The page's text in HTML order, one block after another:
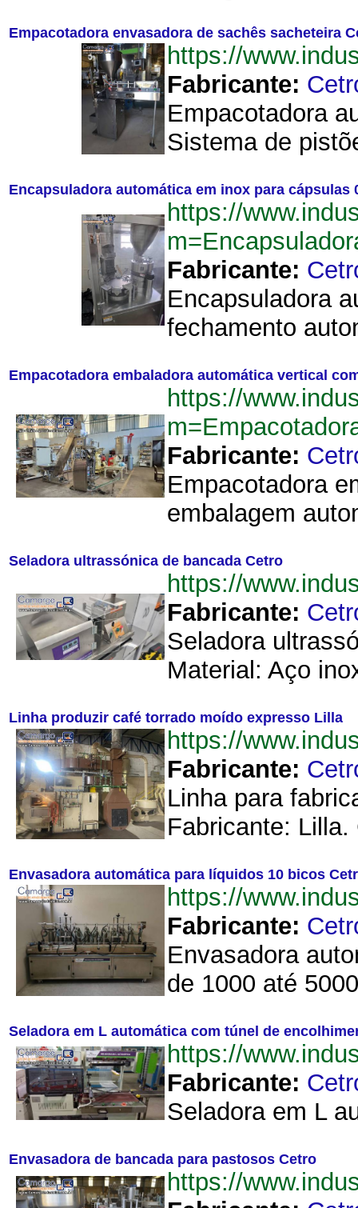
Empacotadora envasadora de sachês sacheteira
https://
Fabricante:
Empacotadora
Sistema de
Encapsuladora automática em inox para cápsulas
https://
Fabricante:
Encapsuladora
fechamento
Empacotadora embaladora automática vertical
https://
Fabricante:
Empacotadora
embalagem
Seladora ultrassónica de bancada Cetro
https://
Fabricante:
Seladora
Material: Aço
Linha produzir café torrado moído expresso Lilla
https://
Fabricante:
Linha para
Fabricante:
Envasadora automática para líquidos 10 bicos
https://
Fabricante:
Envasadora
de 1000 até
Seladora em L automática com túnel de
https://
Fabricante:
Seladora em L
Envasadora de bancada para pastosos Cetro
https://